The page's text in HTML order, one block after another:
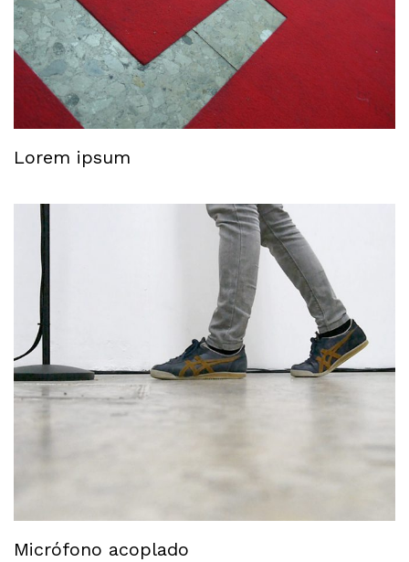
Lorem ipsum
Micrófono acoplado